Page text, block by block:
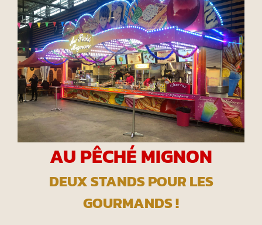
AU PÊCHÉ MIGNON
DEUX STANDS POUR LES
GOURMANDS !